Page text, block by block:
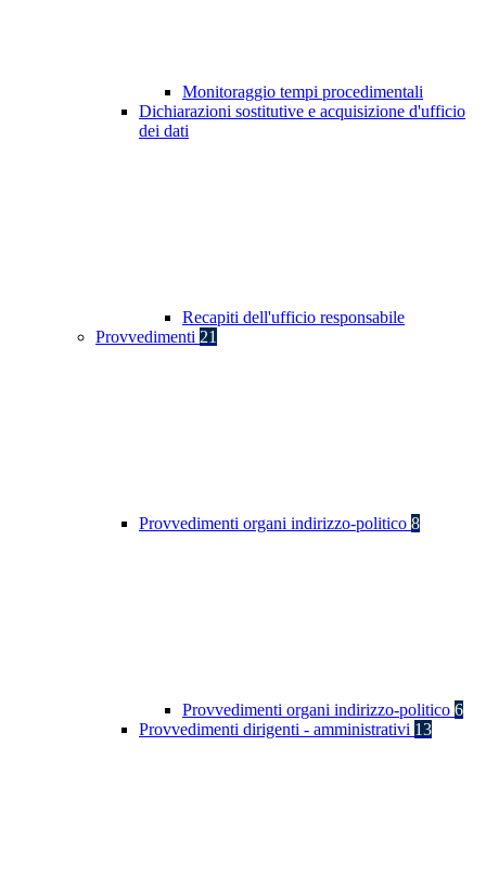
Monitoraggio tempi procedimentali
Dichiarazioni sostitutive e acquisizione d'ufficio
dei dati
Recapiti dell'ufficio responsabile
Provvedimenti 21
Provvedimenti organi indirizzo-politico 8
Provvedimenti organi indirizzo-politico 6
Provvedimenti dirigenti - amministrativi 13